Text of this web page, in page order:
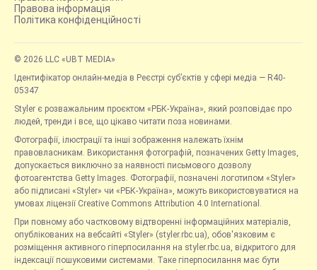
Правова інформація
Політика конфіденційності
© 2026 LLC «UBT MEDIA»
Ідентифікатор онлайн-медіа в Реєстрі суб’єктів у сфері медіа — R40-
05347
Styler є розважальним проєктом «РБК-Україна», який розповідає про
людей, тренди і все, що цікаво читати поза новинами.
Фотографії, ілюстрації та інші зображення належать їхнім
правовласникам. Використання фотографій, позначених Getty Images,
допускається виключно за наявності письмового дозволу
фотоагентства Getty Images. Фотографії, позначені логотипом «Styler»
або підписані «Styler» чи «РБК-Україна», можуть використовуватися на
умовах ліцензії Creative Commons Attribution 4.0 International.
При повному або частковому відтворенні інформаційних матеріалів,
опублікованих на вебсайті «Styler» (styler.rbc.ua), обов'язковим є
розміщення активного гіперпосилання на styler.rbc.ua, відкритого для
індексації пошуковими системами. Таке гіперпосилання має бути